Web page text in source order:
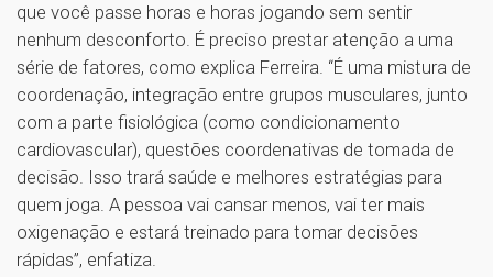
que você passe horas e horas jogando sem sentir
nenhum desconforto. É preciso prestar atenção a uma
série de fatores, como explica Ferreira. “É uma mistura de
coordenação, integração entre grupos musculares, junto
com a parte fisiológica (como condicionamento
cardiovascular), questões coordenativas de tomada de
decisão. Isso trará saúde e melhores estratégias para
quem joga. A pessoa vai cansar menos, vai ter mais
oxigenação e estará treinado para tomar decisões
rápidas”, enfatiza.